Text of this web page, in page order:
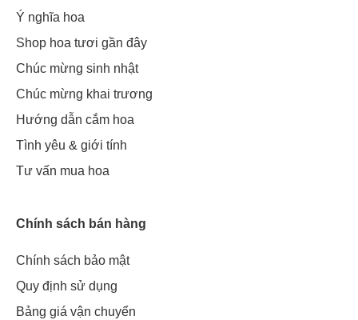
Ý nghĩa hoa
Shop hoa tươi gần đây
Chúc mừng sinh nhật
Chúc mừng khai trương
Hướng dẫn cắm hoa
Tình yêu & giới tính
Tư vấn mua hoa
Chính sách bán hàng
Chính sách bảo mật
Quy định sử dụng
Bảng giá vận chuyển